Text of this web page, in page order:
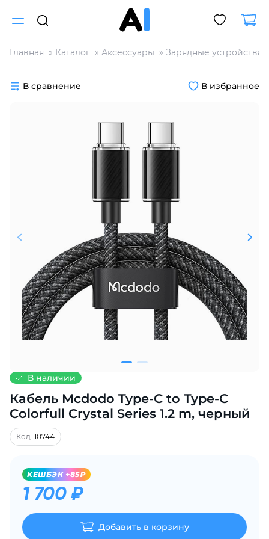
Главная Каталог Аксессуары Зарядные устройства
В наличии
Кабель Mcdodo Type-C to Type-C
Colorfull Crystal Series 1.2 m, черный
Код: 10744
KЕШБЭК +85₽
1 700 ₽
Добавить в корзину
В сравнение В избранное
Разбейте
на части
без переплат
25
Добавляйте товары
в корзину
Оплачивайте сегодня только
% картой любого банка
Получайте товар
выбранный способом
списываться
по25%каждые 2 недели
Подробнее